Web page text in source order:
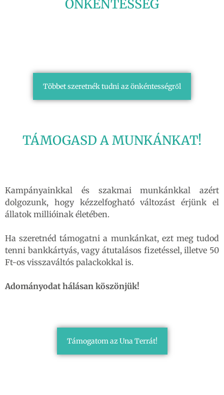
ÖNKÉNTESSÉG
Többet szeretnék tudni az önkéntességről
TÁMOGASD A MUNKÁNKAT!
Kampányainkkal és szakmai munkánkkal azért
dolgozunk, hogy kézzelfogható változást érjünk el
állatok millióinak életében.
Ha szeretnéd támogatni a munkánkat, ezt meg tudod
tenni bankkártyás, vagy átutalásos fizetéssel, illetve 50
Ft-os visszaváltós palackokkal is.
Adományodat hálásan köszönjük!
Támogatom az Una Terrát!